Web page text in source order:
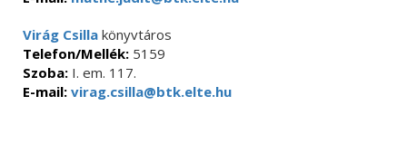
Virág Csilla könyvtáros
Telefon/Mellék: 5159
Szoba: I. em. 117.
E-mail: virag.csilla@btk.elte.hu